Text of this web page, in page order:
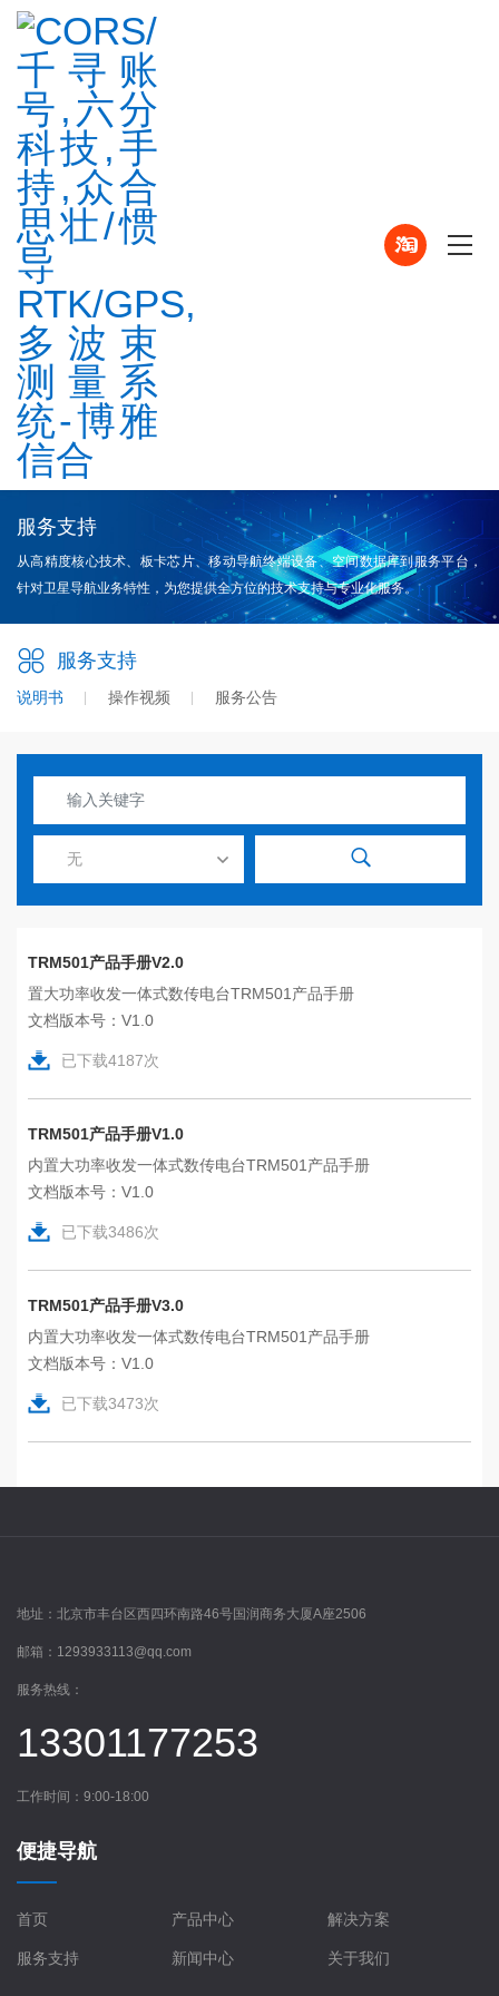
服务支持
从高精度核心技术、板卡芯片、移动导航终端设备、空间数据库到服务平台，
针对卫星导航业务特性，为您提供全方位的技术支持与专业化服务。
服务支持
说明书 操作视频 服务公告
无
TRM501产品手册V2.0
置大功率收发一体式数传电台TRM501产品手册
文档版本号：V1.0
已下载4187次
TRM501产品手册V1.0
内置大功率收发一体式数传电台TRM501产品手册
文档版本号：V1.0
已下载3486次
TRM501产品手册V3.0
内置大功率收发一体式数传电台TRM501产品手册
文档版本号：V1.0
已下载3473次
地址： 北京市丰台区西四环南路46号国润商务大厦A座2506
邮箱： 1293933113@qq.com
服务热线：
13301177253
工作时间：9:00-18:00
便捷导航
首页 产品中心 解决方案
服务支持 新闻中心 关于我们